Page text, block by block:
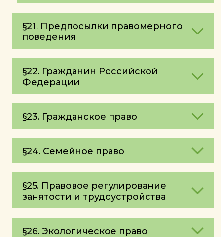
§21. Предпосылки правомерного
поведения
§22. Гражданин Российской
Федерации
§23. Гражданское право
§24. Семейное право
§25. Правовое регулирование
занятости и трудоустройства
§26. Экологическое право